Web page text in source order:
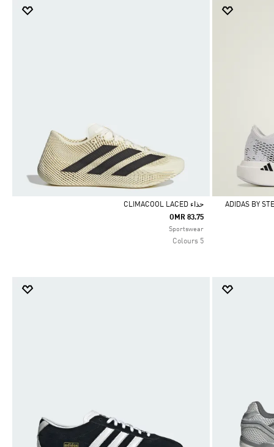
Selected
حذاء CLIMACOOL LACED
OMR 83.75
Sportswear
5 Colours